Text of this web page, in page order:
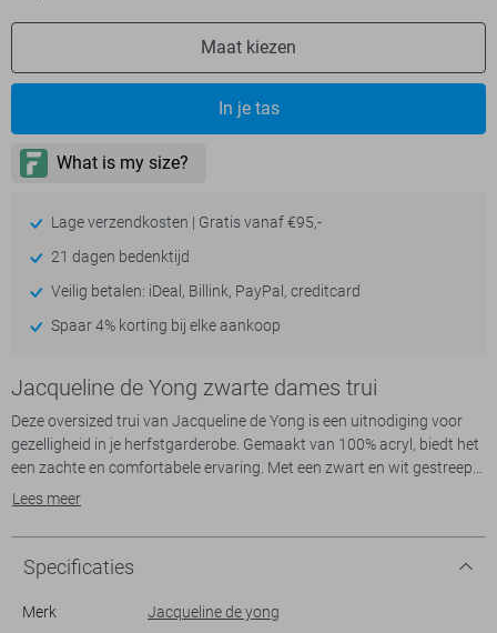
Maat kiezen
In je tas
Lage verzendkosten | Gratis vanaf €95,-
21 dagen bedenktijd
Veilig betalen: iDeal, Billink, PayPal, creditcard
Spaar 4% korting bij elke aankoop
Jacqueline de Yong zwarte dames trui
Deze oversized trui van Jacqueline de Yong is een uitnodiging voor
gezelligheid in je herfstgarderobe. Gemaakt van 100% acryl, biedt het
een zachte en comfortabele ervaring. Met een zwart en wit gestreept
patroon krijgt deze trui een tijdloze en veelzijdige uitstraling, die
een klassieke touch toe, terwijl de lange mouwen en normale lengte
zorgen voor een comfortabele pasvorm.
De uitgesproken strepen en de oversized pasvorm maken deze trui tot
Lees meer
Specificaties
Merk
Jacqueline de yong